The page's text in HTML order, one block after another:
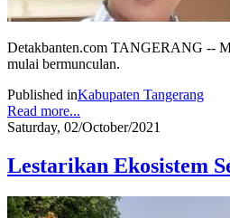
Detakbanten.com TANGERANG --
mulai bermunculan.
Published inKabupaten Tangerang
Read more...
Saturday, 02/October/2021
Lestarikan Ekosistem